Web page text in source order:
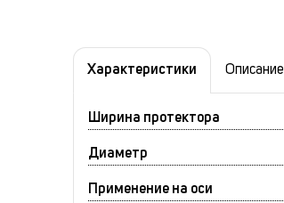
Характеристики Описание
Ширина протектора
Диаметр
Применение на оси